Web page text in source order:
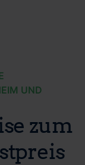
UND
zum